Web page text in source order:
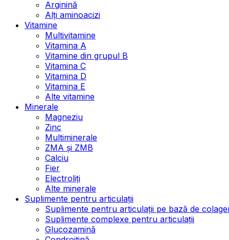
Arginină
Alți aminoacizi
Vitamine
Multivitamine
Vitamina A
Vitamine din grupul B
Vitamina C
Vitamina D
Vitamina E
Alte vitamine
Minerale
Magneziu
Zinc
Multiminerale
ZMA și ZMB
Calciu
Fier
Electroliți
Alte minerale
Suplimente pentru articulații
Suplimente pentru articulații pe bază de
Suplimente complexe pentru articulații
Glucozamină